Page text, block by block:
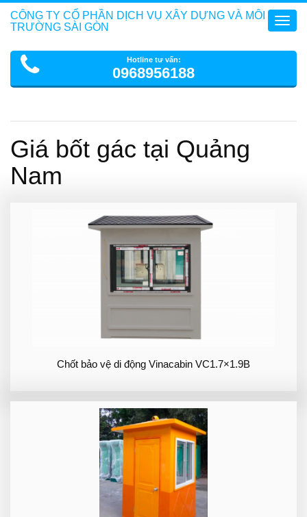
CÔNG TY CỔ PHẦN DỊCH VỤ XÂY DỰNG VÀ MÔI
TRƯỜNG SÀI GÒN
Hotline tư vấn:
0968956188
Giá bốt gác tại Quảng
Nam
Chốt bảo vệ di động Vinacabin VC1.7×1.9B